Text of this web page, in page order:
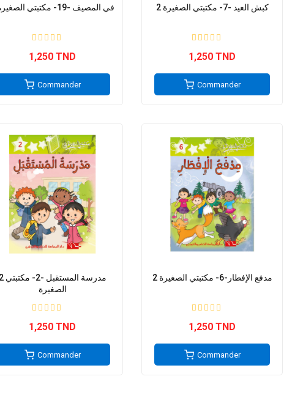
2 في المصيف -19- مكتبتي الصغيرة
1,250 TND
Commander
2 كبش العيد -7- مكتبتي الصغيرة
1,250 TND
Commander
2 مدرسة المستقبل -2- مكتبتي
الصغيرة
1,250 TND
Commander
2 مدفع الإفطار-6- مكتبتي الصغيرة
1,250 TND
Commander